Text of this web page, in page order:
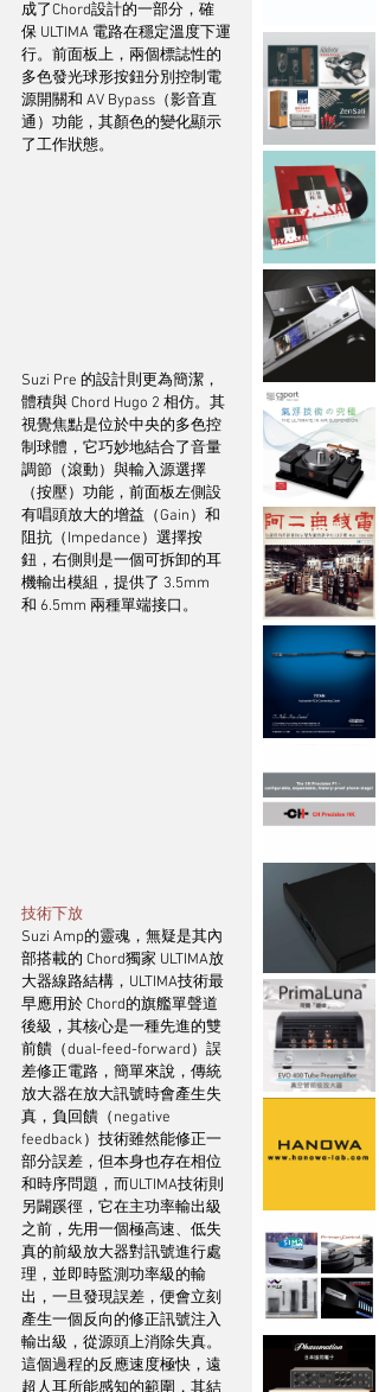
成了Chord設計的一部分，確
保 ULTIMA 電路在穩定溫度下運
行。前面板上，兩個標誌性的
多色發光球形按鈕分別控制電
源開關和 AV Bypass（影音直
通）功能，其顏色的變化顯示
了工作狀態。
Suzi Pre 的設計則更為簡潔，
體積與 Chord Hugo 2 相仿。其
視覺焦點是位於中央的多色控
制球體，它巧妙地結合了音量
調節（滾動）與輸入源選擇
（按壓）功能，前面板左側設
有唱頭放大的增益（Gain）和
阻抗（Impedance）選擇按
鈕，右側則是一個可拆卸的耳
機輸出模組，提供了 3.5mm
和 6.5mm 兩種單端接口。
技術下放
Suzi Amp的靈魂，無疑是其內
部搭載的 Chord獨家 ULTIMA放
大器線路結構，ULTIMA技術最
早應用於 Chord的旗艦單聲道
後級，其核心是一種先進的雙
前饋（dual-feed-forward）誤
差修正電路，簡單來說，傳統
放大器在放大訊號時會產生失
真，負回饋（negative
feedback）技術雖然能修正一
部分誤差，但本身也存在相位
和時序問題，而ULTIMA技術則
另闢蹊徑，它在主功率輸出級
之前，先用一個極高速、低失
真的前級放大器對訊號進行處
理，並即時監測功率級的輸
出，一旦發現誤差，便會立刻
產生一個反向的修正訊號注入
輸出級，從源頭上消除失真。
這個過程的反應速度極快，遠